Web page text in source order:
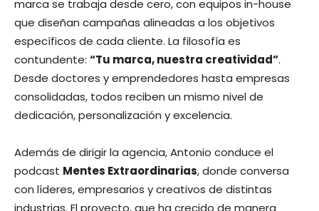
marca se trabaja desde cero, con equipos in-house
que diseñan campañas alineadas a los objetivos
específicos de cada cliente. La filosofía es
contundente: “Tu marca, nuestra creatividad”.
Desde doctores y emprendedores hasta empresas
consolidadas, todos reciben un mismo nivel de
dedicación, personalización y excelencia.
Además de dirigir la agencia, Antonio conduce el
podcast Mentes Extraordinarias, donde conversa
con líderes, empresarios y creativos de distintas
industrias. El proyecto, que ha crecido de manera